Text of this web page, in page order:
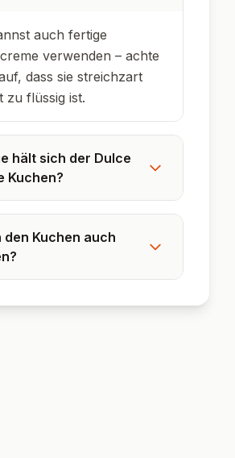
auch fertige
verwenden – achte
dass sie streichzart
zu flüssig ist.
hält sich der Dulce
Kuchen?
den Kuchen auch